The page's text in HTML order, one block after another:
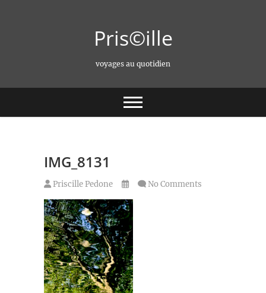
Pris©ille
voyages au quotidien
IMG_8131
Priscille Pedone No Comments